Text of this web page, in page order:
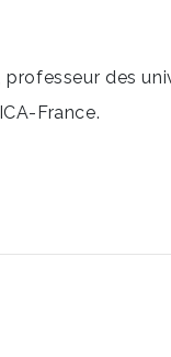
des
France.